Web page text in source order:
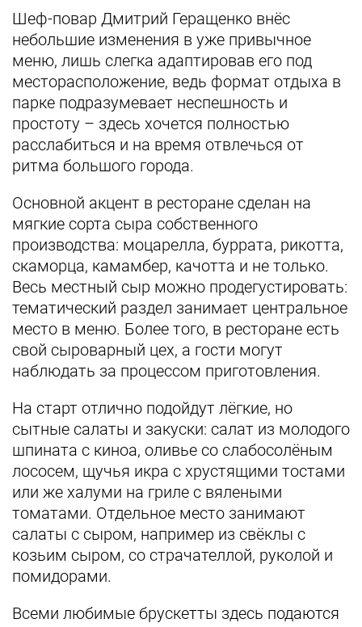
Шеф-повар Дмитрий Геращенко внёс
небольшие изменения в уже привычное
меню, лишь слегка адаптировав его под
месторасположение, ведь формат отдыха в
парке подразумевает неспешность и
простоту – здесь хочется полностью
расслабиться и на время отвлечься от
ритма большого города.
Основной акцент в ресторане сделан на
мягкие сорта сыра собственного
производства: моцарелла, буррата, рикотта,
скаморца, камамбер, качотта и не только.
Весь местный сыр можно продегустировать:
тематический раздел занимает центральное
место в меню. Более того, в ресторане есть
свой сыроварный цех, а гости могут
наблюдать за процессом приготовления.
На старт отлично подойдут лёгкие, но
сытные салаты и закуски: салат из молодого
шпината с киноа, оливье со слабосолёным
лососем, щучья икра с хрустящими тостами
или же халуми на гриле с вялеными
томатами. Отдельное место занимают
салаты с сыром, например из свёклы с
козьим сыром, со страчателлой, руколой и
помидорами.
Всеми любимые брускетты здесь подаются